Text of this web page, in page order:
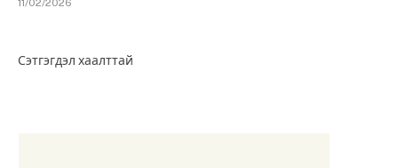
Сэтгэгдэл хаалттай